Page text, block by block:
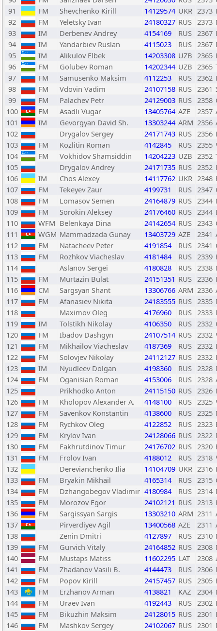
91
FM Shevchenko Kirill 14129574 UKR 2373
92
FM Yeletsky Ivan 24180327 RUS 2373
93
IM Derbenev Andrey 4154169 RUS 2367
94
IM Yandarbiev Ruslan 4115023 RUS 2367
95
IM Alikulov Elbek 14203308 UZB 2365
96
FM Golubev Roman 14202344 UZB 2365
97
FM Samusenko Maksim 4112253 RUS 2362
98
FM Vdovin Vadim 24107158 RUS 2361
99
FM Palachev Petr 24129003 RUS 2358
100
FM Asadli Vugar 13405764 AZE 2357
101
IM Gevorgyan David Sh. 13303244 ARM 2356
102
Drygalov Sergey 24171743 RUS 2356
103
FM Kozlitin Roman 4142845 RUS 2355
104
FM Vokhidov Shamsiddin 14204223 UZB 2352
105
Drygalov Andrey 24171735 RUS 2352
106
IM Chos Alexey 14117762 UKR 2348
107
FM Tekeyev Zaur 4199731 RUS 2347
108
FM Lomasov Semen 24164879 RUS 2344
109
FM Sorokin Aleksey 24176460 RUS 2344
110
WFM Belenkaya Dina 24142654 RUS 2343
111
WGM Mammadzada Gunay 13403729 AZE 2341
112
FM Natacheev Peter 4191854 RUS 2341
113
FM Rozhkov Viacheslav 4181484 RUS 2339
114
Aslanov Sergei 4180828 RUS 2338
115
FM Murtazin Bulat 24151351 RUS 2336
116
CM Sargsyan Shant 13306766 ARM 2336
117
FM Afanasiev Nikita 24183555 RUS 2335
118
Maximov Oleg 4176960 RUS 2333
119
IM Tolstikh Nikolay 4106350 RUS 2332
120
FM Ibadov Dashgyn 24107514 RUS 2332
121
FM Mikhailov Viacheslav 4187369 RUS 2332
122
FM Solovjev Nikolay 24112127 RUS 2332
123
IM Nyudleev Dolgan 4198360 RUS 2328
124
FM Oganisian Roman 4153006 RUS 2328
125
Prikhodko Anton 24115150 RUS 2326
126
FM Kholopov Alexander A. 4148100 RUS 2325
127
FM Savenkov Konstantin 4138600 RUS 2325
128
FM Rychkov Oleg 4122852 RUS 2323
129
FM Krylov Ivan 24128066 RUS 2322
130
FM Fakhrutdinov Timur 24176702 RUS 2320
131
FM Frolov Ivan 4188012 RUS 2318
132
Derevianchenko Ilia 14104709 UKR 2316
133
FM Bryakin Mikhail 4165314 RUS 2315
134
FM Dzhangobegov Vladimir 4180984 RUS 2314
135
FM Morozov Egor 24102121 RUS 2313
136
FM Sargissyan Sargis 13303210 ARM 2311
137
Pirverdiyev Agil 13400568 AZE 2311
138
Zenin Dmitri 4127897 RUS 2310
139
FM Gurvich Vitaly 24164852 RUS 2308
140
FM Mustaps Matiss 11602295 LAT 2308
141
FM Zhadanov Vasili B. 4144473 RUS 2306
142
FM Popov Kirill 24157457 RUS 2305
143
FM Erzhanov Arman 4138821 KAZ 2304
144
FM Uraev Ivan 4192443 RUS 2302
145
FM Bikuzhin Maksim 24128015 RUS 2301
146
FM Mashkov Sergey 24102067 RUS 2301